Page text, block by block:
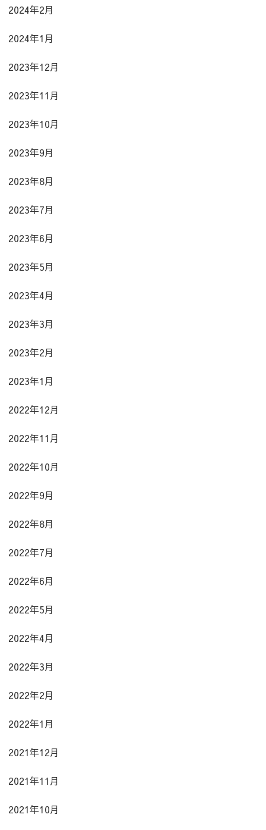
2024年2月
2024年1月
2023年12月
2023年11月
2023年10月
2023年9月
2023年8月
2023年7月
2023年6月
2023年5月
2023年4月
2023年3月
2023年2月
2023年1月
2022年12月
2022年11月
2022年10月
2022年9月
2022年8月
2022年7月
2022年6月
2022年5月
2022年4月
2022年3月
2022年2月
2022年1月
2021年12月
2021年11月
2021年10月